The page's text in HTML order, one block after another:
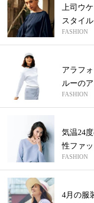
上司ウ
スタイ
デ】
FASHION
アラフ
ルーの
FASHION
気温24
性ファ
FASHION
4月の服